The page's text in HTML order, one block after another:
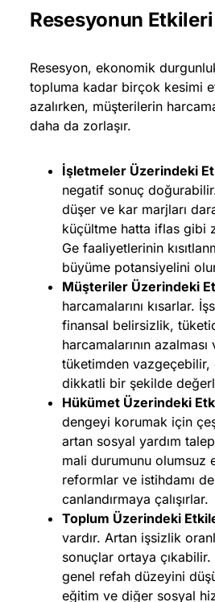
Resesyonun Etkileri
Resesyon, ekonomik
topluma kadar birçok kesimi
azalırken, müşterilerin
daha da zorlaşır.
İşletmeler Üzerindeki
negatif sonuç
düşer ve kar marjları
küçültme hatta iflas gibi
Ge faaliyetlerinin
büyüme potansiyelini
Müşteriler Üzerindeki
harcamalarını kısarlar.
finansal belirsizlik,
harcamalarının
tüketimden vazgeçebilir,
dikkatli bir şekilde
Hükümet Üzerindeki
dengeyi korumak için
artan sosyal yardım
mali durumunu olumsuz
reformlar ve istihdamı
canlandırmaya çalışırlar.
Toplum Üzerindeki
vardır. Artan işsizlik
sonuçlar ortaya çıkabilir.
genel refah düzeyini
eğitim ve diğer sosyal